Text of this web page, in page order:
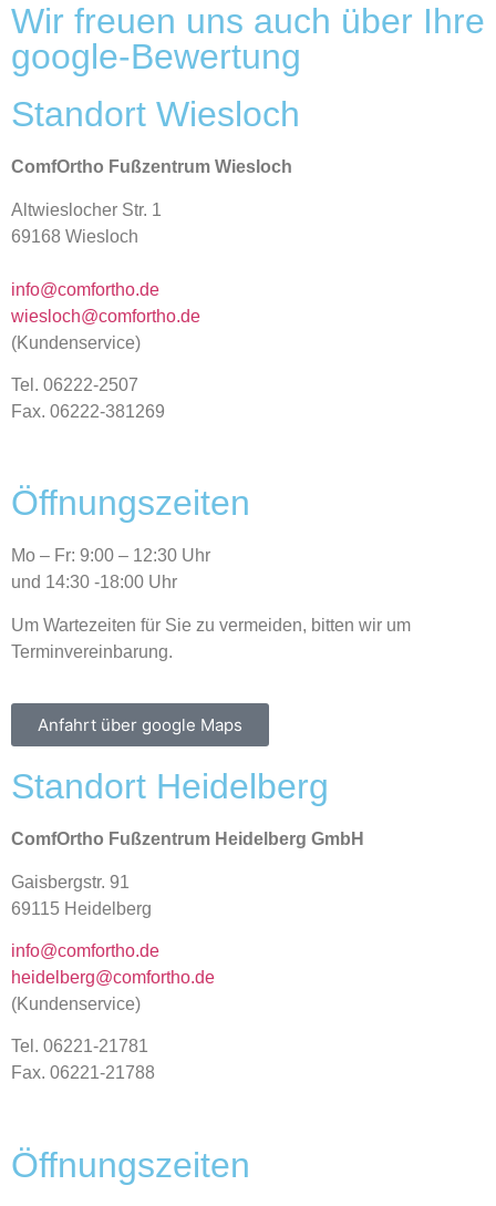
Wir freuen uns auch über Ihre
google-Bewertung
Standort Wiesloch
ComfOrtho Fußzentrum Wiesloch
Altwieslocher Str. 1
69168 Wiesloch
info@comfortho.de
wiesloch@comfortho.de
(Kundenservice)
Tel. 06222-2507
Fax. 06222-381269
Öffnungszeiten
Mo – Fr: 9:00 – 12:30 Uhr
und 14:30 -18:00 Uhr
Um Wartezeiten für Sie zu vermeiden, bitten wir um
Terminvereinbarung.
Anfahrt über google Maps
Standort Heidelberg
ComfOrtho Fußzentrum Heidelberg GmbH
Gaisbergstr. 91
69115 Heidelberg
info@comfortho.de
heidelberg@comfortho.de
(Kundenservice)
Tel. 06221-21781
Fax. 06221-21788
Öffnungszeiten